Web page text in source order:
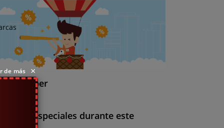
Saber
especiales durante este
de más ×